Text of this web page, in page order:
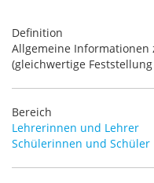
Definition
Allgemeine Informationen
(gleichwertige
Bereich
Lehrerinnen und Lehrer
Schülerinnen und Schüler